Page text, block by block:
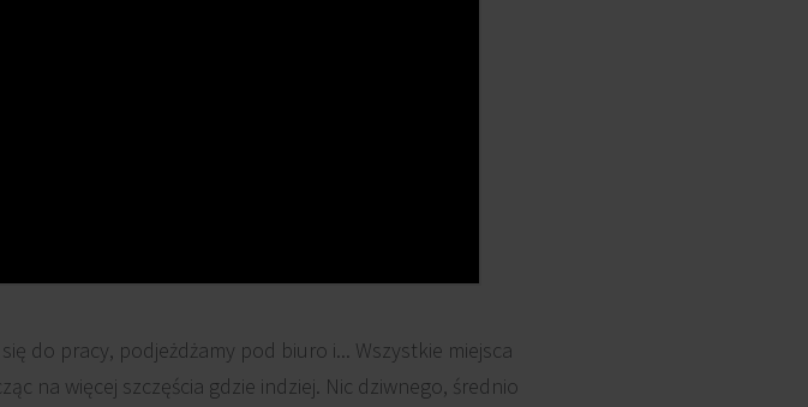
do pracy, podjeżdżamy pod biuro i... Wszystkie miejsca
na więcej szczęścia gdzie indziej. Nic dziwnego, średnio